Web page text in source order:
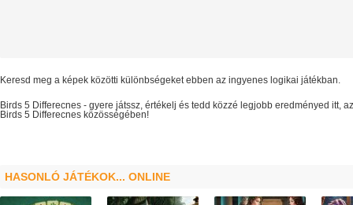
Keresd meg a képek közötti különbségeket ebben az ingyenes logikai játékban.
Birds 5 Differecnes - gyere játssz, értékelj és tedd közzé legjobb eredményed itt,
Birds 5 Differecnes közösségében!
HASONLÓ JÁTÉKOK... ONLINE